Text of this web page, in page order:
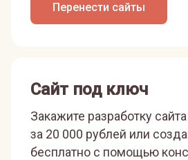
Перенести сайты
Сайт под ключ
Закажите разработку
за 20 000 рублей или
бесплатно с помощью